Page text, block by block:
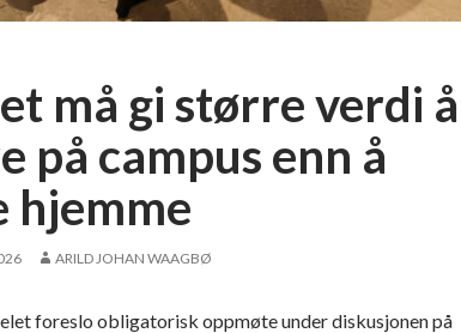
e
må gi større verdi å
på campus enn å
hjemme
ARILD JOHAN WAAGBØ
foreslo obligatorisk oppmøte under diskusjonen på